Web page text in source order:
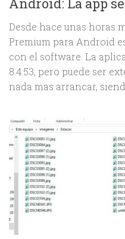
Android: La app
Desde hace unas horas
Premium para Android
con el software. La
8.4.53, pero puede ser
nada mas arrancar,